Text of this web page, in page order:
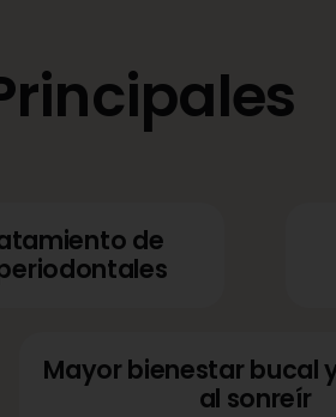
de
Mayor bienestar bucal
al sonreír